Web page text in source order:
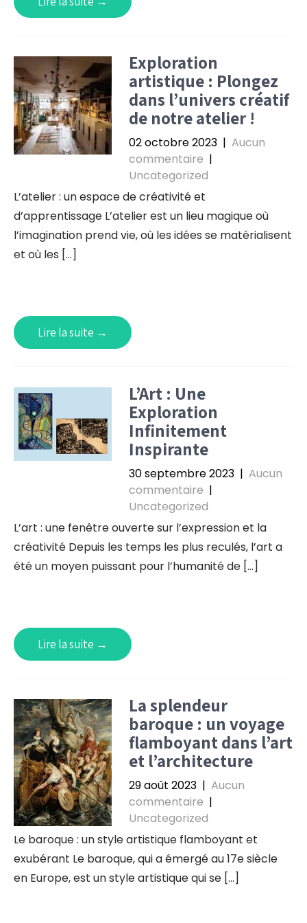
Exploration
artistique : Plongez
dans l’univers créatif
de notre atelier !
02 octobre 2023 | Aucun
commentaire |
Uncategorized
L’atelier : un espace de créativité et
d’apprentissage L’atelier est un lieu magique où
l’imagination prend vie, où les idées se matérialisent
et où les […]
Lire la suite →
L’Art : Une
Exploration
Infinitement
Inspirante
30 septembre 2023 | Aucun
commentaire |
Uncategorized
L’art : une fenêtre ouverte sur l’expression et la
créativité Depuis les temps les plus reculés, l’art a
été un moyen puissant pour l’humanité de […]
Lire la suite →
La splendeur
baroque : un voyage
flamboyant dans l’art
et l’architecture
29 août 2023 | Aucun
commentaire |
Uncategorized
Le baroque : un style artistique flamboyant et
exubérant Le baroque, qui a émergé au 17e siècle
en Europe, est un style artistique qui se […]